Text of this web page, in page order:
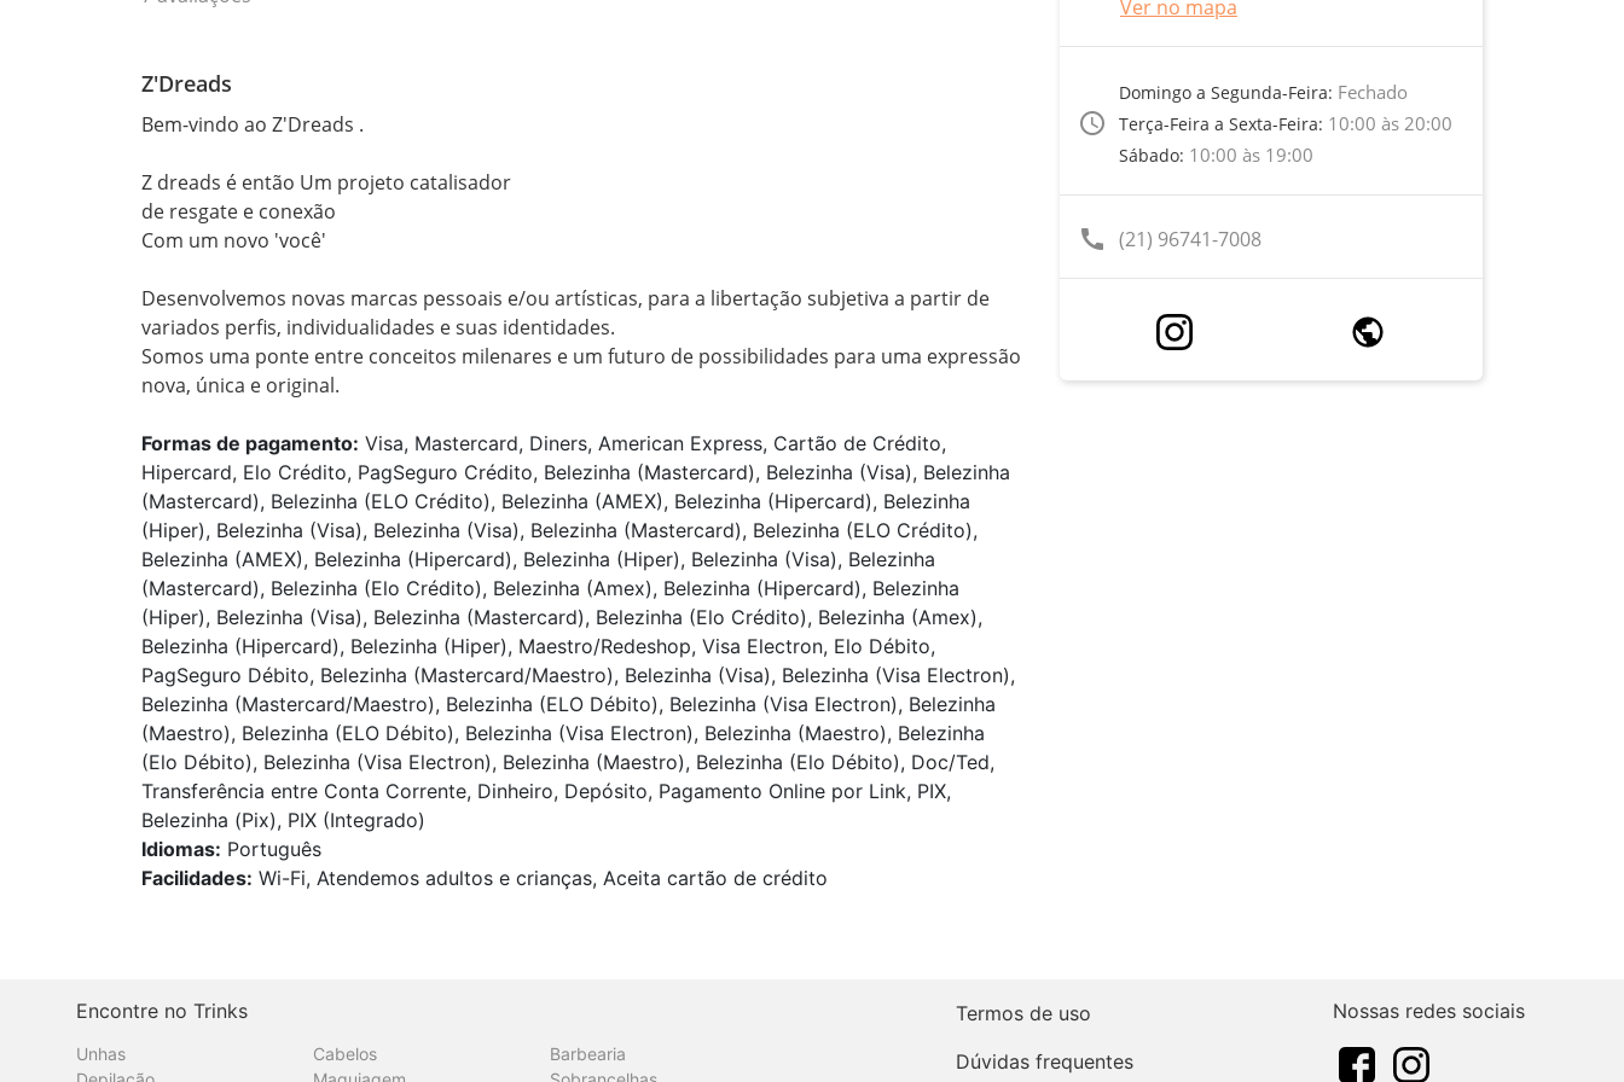
Z'Dreads
Bem-vindo ao Z'Dreads .
Z dreads é então Um projeto catalisador
de resgate e conexão
Com um novo 'você'
Desenvolvemos novas marcas pessoais e/ou artísticas, para a libertação subjetiva a partir de
variados perfis, individualidades e suas identidades.
Somos uma ponte entre conceitos milenares e um futuro de possibilidades para uma expressão
Formas de pagamento: Visa, Mastercard, Diners, American Express, Cartão de Crédito,
Hipercard, Elo Crédito, PagSeguro Crédito, Belezinha (Mastercard), Belezinha (Visa), Belezinha
(Mastercard), Belezinha (ELO Crédito), Belezinha (AMEX), Belezinha (Hipercard), Belezinha
(Hiper), Belezinha (Visa), Belezinha (Visa), Belezinha (Mastercard), Belezinha (ELO Crédito),
Belezinha (AMEX), Belezinha (Hipercard), Belezinha (Hiper), Belezinha (Visa), Belezinha
(Mastercard), Belezinha (Elo Crédito), Belezinha (Amex), Belezinha (Hipercard), Belezinha
(Hiper), Belezinha (Visa), Belezinha (Mastercard), Belezinha (Elo Crédito), Belezinha (Amex),
Belezinha (Hipercard), Belezinha (Hiper), Maestro/Redeshop, Visa Electron, Elo Débito,
PagSeguro Débito, Belezinha (Mastercard/Maestro), Belezinha (Visa), Belezinha (Visa Electron),
Belezinha (Mastercard/Maestro), Belezinha (ELO Débito), Belezinha (Visa Electron), Belezinha
(Maestro), Belezinha (ELO Débito), Belezinha (Visa Electron), Belezinha (Maestro), Belezinha
(Elo Débito), Belezinha (Visa Electron), Belezinha (Maestro), Belezinha (Elo Débito), Doc/Ted,
Transferência entre Conta Corrente, Dinheiro, Depósito, Pagamento Online por Link, PIX,
Belezinha (Pix), PIX (Integrado)
Idiomas: Português
Facilidades: Wi-Fi, Atendemos adultos e crianças, Aceita cartão de crédito
Ver no mapa
access_time
Domingo a Segunda-Feira: Fechado
Terça-Feira a Sexta-Feira: 10:00 às 20:00
Sábado: 10:00 às 19:00
call (21) 96741-7008
Encontre no Trinks
Unhas Cabelos
Barbearia
Termos de uso
Dúvidas frequentes
Nossas redes sociais